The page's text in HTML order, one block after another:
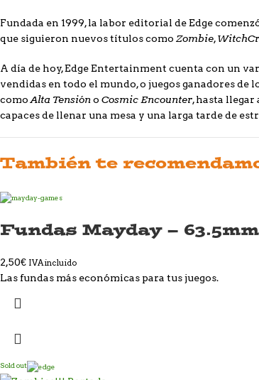
Fundada en 1999, la labor editorial de Edge
que siguieron nuevos títulos como Zombie,
A día de hoy, Edge Entertainment cuenta con un
vendidas en todo el mundo, o juegos ganadores de
comoAlta Tensióno Cosmic Encounter, hasta
capaces de llenar una mesa y una larga tarde de
También te
Fundas Mayday –
2,50€ IVA incluido
Las fundas más económicas para tus juegos.
Sold out